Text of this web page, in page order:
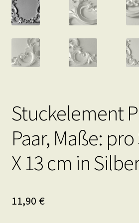
Stuckelement
Paar, Maße:
X 13 cm in
11,90 €